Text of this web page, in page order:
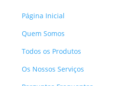
Página Inicial
Quem Somos
Todos os Produtos
Os Nossos Serviços